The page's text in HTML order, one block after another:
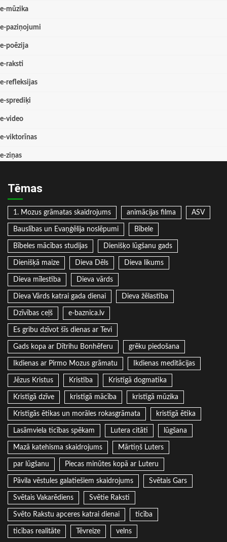
e-mūzika
e-paziņojumi
e-poēzija
e-raksti
e-refleksijas
e-sprediķi
e-video
e-viktorīnas
e-ziņas
Tēmas
1. Mozus grāmatas skaidrojums animācijas filma ASV
Bauslības un Evaņģēlija noslēpumi Bībele
Bībeles mācības studijas Dienišķo lūgšanu gads
Dienišķā maize Dieva Dēls Dieva likums
Dieva mīlestība Dieva vārds
Dieva Vārds katrai gada dienai Dieva žēlastība
Dzīvības ceļš e-baznica.lv
Es gribu dzīvot šīs dienas ar Tevi
Gads kopa ar Dītrihu Bonhēferu grēku piedošana
Ikdienas ar Pirmo Mozus grāmatu Ikdienas meditācijas
Jēzus Kristus Kristība Kristīgā dogmatika
Kristīgā dzīve kristīgā mācība kristīgā mūzika
Kristīgās ētikas un morāles rokasgrāmata kristīgā ētika
Lasāmviela ticības spēkam Lutera citāti lūgšana
Mazā katehisma skaidrojums Mārtiņš Luters
par lūgšanu Piecas minūtes kopā ar Luteru
Pāvila vēstules galatiešiem skaidrojums Svētais Gars
Svētais Vakarēdiens Svētie Raksti
Svēto Rakstu apceres katrai dienai ticība
ticības realitāte Tēvreize velns